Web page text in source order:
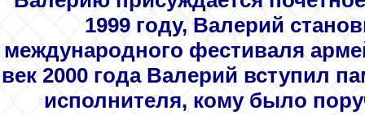
1999 году, Валерий
международного фестиваля
век 2000 года Валерий вступил
исполнителя, кому было